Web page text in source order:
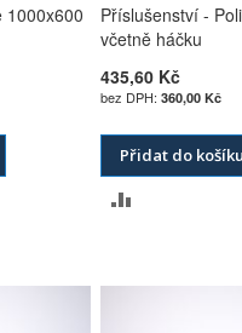
1000x600
Příslušenství -
včetně háčku
435,60 Kč
360,00 Kč
Přidat do košíku
POROVNÁNÍ